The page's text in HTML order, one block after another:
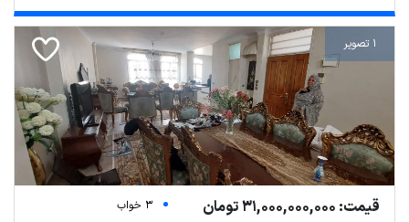
1 تصویر
قیمت: 31,000,000,000 تومان
3 خواب